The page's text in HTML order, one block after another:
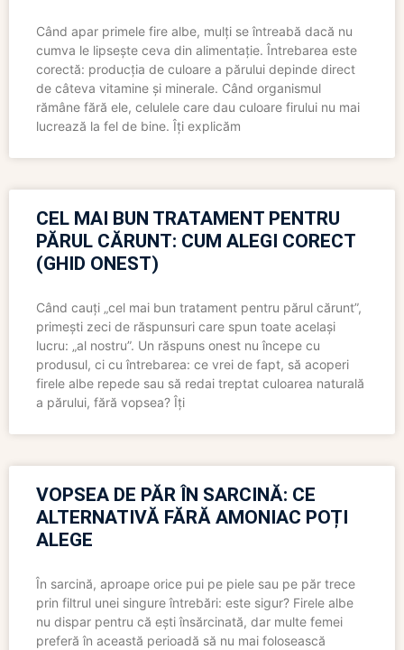
Când apar primele fire albe, mulți se întreabă dacă nu
cumva le lipsește ceva din alimentație. Întrebarea este
corectă: producția de culoare a părului depinde direct
de câteva vitamine și minerale. Când organismul
rămâne fără ele, celulele care dau culoare firului nu mai
lucrează la fel de bine. Îți explicăm
CEL MAI BUN TRATAMENT PENTRU
PĂRUL CĂRUNT: CUM ALEGI CORECT
(GHID ONEST)
Când cauți „cel mai bun tratament pentru părul cărunt”,
primești zeci de răspunsuri care spun toate același
lucru: „al nostru”. Un răspuns onest nu începe cu
produsul, ci cu întrebarea: ce vrei de fapt, să acoperi
firele albe repede sau să redai treptat culoarea naturală
a părului, fără vopsea? Îți
VOPSEA DE PĂR ÎN SARCINĂ: CE
ALTERNATIVĂ FĂRĂ AMONIAC POȚI
ALEGE
În sarcină, aproape orice pui pe piele sau pe păr trece
prin filtrul unei singure întrebări: este sigur? Firele albe
nu dispar pentru că ești însărcinată, dar multe femei
preferă în această perioadă să nu mai folosească